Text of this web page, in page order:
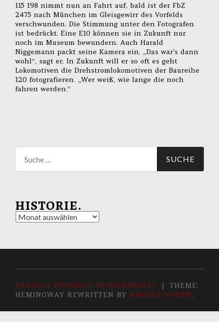
115 198 nimmt nun an Fahrt auf, bald ist der FbZ
2475 nach München im Gleisgewirr des Vorfelds
verschwunden. Die Stimmung unter den Fotografen
ist bedrückt. Eine E10 können sie in Zukunft nur
noch im Museum bewundern. Auch Harald
Niggemann packt seine Kamera ein. „Das war’s dann
wohl“, sagt er. In Zukunft will er so oft es geht
Lokomotiven die Drehstromlokomotiven der Baureihe
120 fotografieren. „Wer weiß, wie lange die noch
fahren werden.“
nach:
HISTORIE.
Historie.
PROUDLY POWERED BY WORDPRESS |
THEME:
HEMINGWAY REWRITTEN BYANDERS NORÉN.